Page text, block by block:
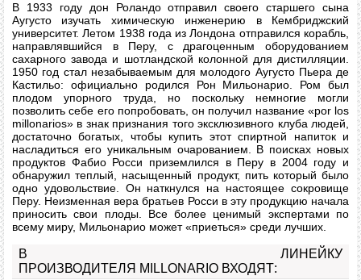
В 1933 году дон Роландо отправил своего старшего сына
Аугусто изучать химическую инженерию в Кембриджский
университет. Летом 1938 года из Лондона отправился корабль,
направлявшийся в Перу, с драгоценным оборудованием
сахарного завода и шотландской колонной для дистилляции.
1950 год стал незабываемым для молодого Аугусто Пьера де
Кастильо: официально родился Рон Мильонарио. Ром был
плодом упорного труда, но поскольку немногие могли
позволить себе его попробовать, он получил название «por los
millonarios» в знак признания того эксклюзивного клуба людей,
достаточно богатых, чтобы купить этот спиртной напиток и
насладиться его уникальным очарованием. В поисках новых
продуктов Фабио Росси приземлился в Перу в 2004 году и
обнаружил теплый, насыщенный продукт, пить который было
одно удовольствие. Он наткнулся на настоящее сокровище
Перу. Неизменная вера братьев Росси в эту продукцию начала
приносить свои плоды. Все более ценимый экспертами по
всему миру, Мильонарио может «приеться» среди лучших.
В ЛИНЕЙКУ
ПРОИЗВОДИТЕЛЯ MILLONARIO ВХОДЯТ: